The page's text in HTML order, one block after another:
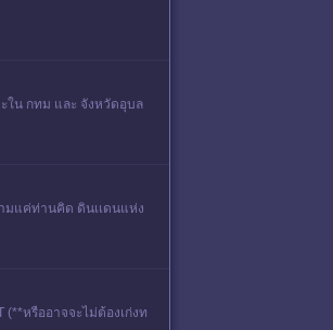
ใน กทม และ จังหวัดอุบล
มแค่ท่านคิด ดินเเดนแห่ง
(**หรืออาจจะไม่ต้องเก่งท